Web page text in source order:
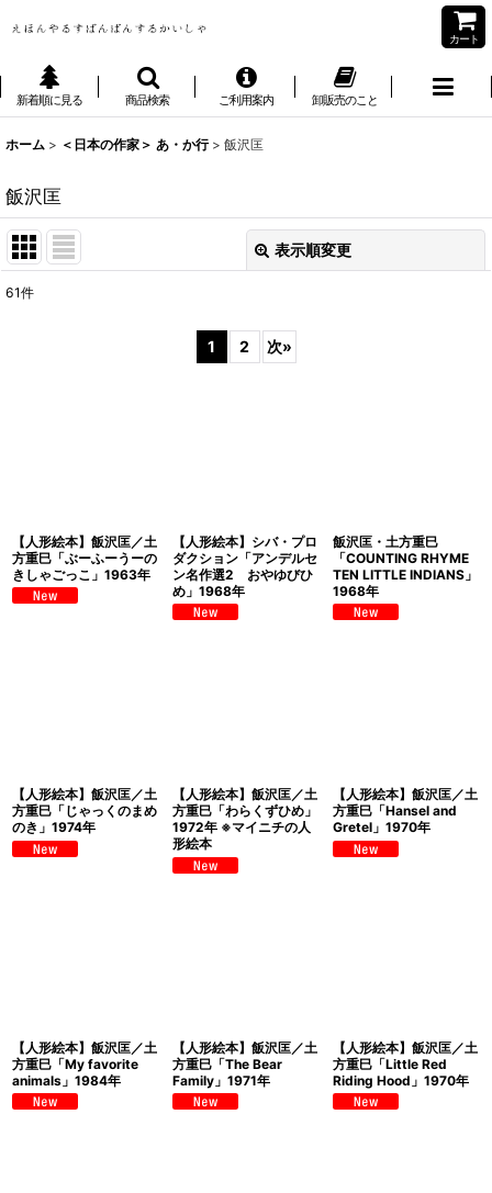
カート
新着順に見る 商品検索 ご利用案内 卸販売のこと
ホーム > ＜日本の作家＞ あ・か行 > 飯沢匡
飯沢匡
表示順変更
61件
1 2 次»
【人形絵本】飯沢匡／土
方重巳「ぶーふーうーの
きしゃごっこ」1963年
【人形絵本】シバ・プロ
ダクション「アンデルセ
ン名作選2 おやゆびひ
め」1968年
飯沢匡・土方重巳
「COUNTING RHYME
TEN LITTLE INDIANS」
1968年
【人形絵本】飯沢匡／土
方重巳「じゃっくのまめ
のき」1974年
【人形絵本】飯沢匡／土
方重巳「わらくずひめ」
1972年 ※マイニチの人
形絵本
【人形絵本】飯沢匡／土
方重巳「Hansel and
Gretel」1970年
【人形絵本】飯沢匡／土
方重巳「My favorite
animals」1984年
【人形絵本】飯沢匡／土
方重巳「The Bear
Family」1971年
【人形絵本】飯沢匡／土
方重巳「Little Red
Riding Hood」1970年